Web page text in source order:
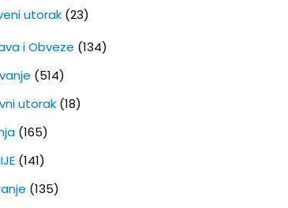
utorak(23)
i Obveze (134)
(514)
utorak(18)
(165)
(141)
(135)